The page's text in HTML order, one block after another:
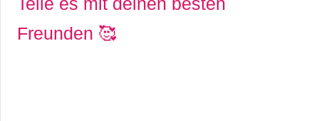
Freunden 🥰